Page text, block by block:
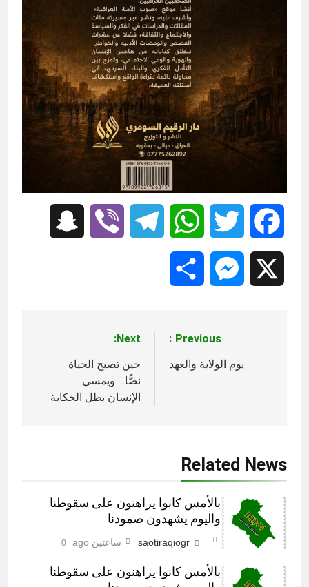
Facebook
Twitter
WhatsApp
Telegram
Viber
Messenger
المقالات
Previous:
يوم الولاية والعهد
Next:
حين تصبح الحياة
نصًّا… ويمسي
الإنسان بطل الحكاية
Related News
بالأمس كانوا يراهنون على سقوطنا
واليوم يشهدون صمودنا
saotiraqiogr ساعتين ago 0
بالأمس كانوا يراهنون على سقوطنا